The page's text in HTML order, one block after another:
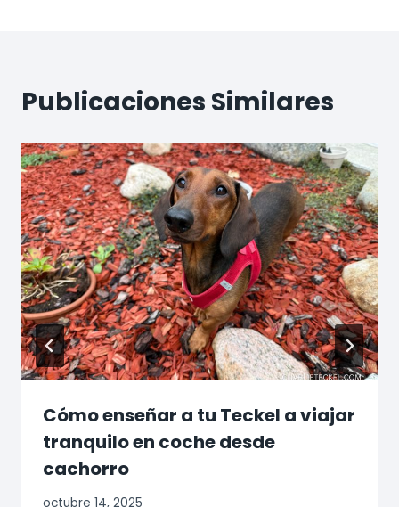
Publicaciones Similares
Cómo enseñar a tu Teckel a viajar
tranquilo en coche desde
cachorro
octubre 14, 2025